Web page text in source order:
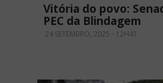
Vitória do povo:
PEC da Blindagem
24 SETEMBRO, 2025 - 12H41